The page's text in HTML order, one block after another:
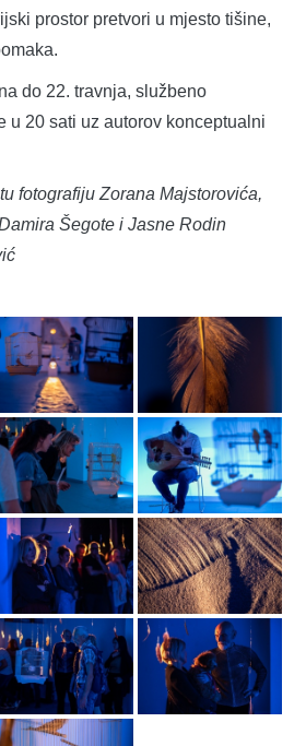
prostor pretvori u mjesto tišine,
do 22. travnja, službeno
u 20 sati uz autorov konceptualni
fotografiju Zorana Majstorovića,
Šegote i Jasne Rodin